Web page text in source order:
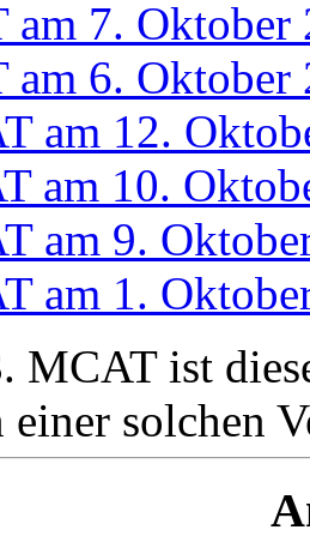
am 7.
6. Oktober
am 12.
am 10.
am 9.
am 1.
MCAT ist
einer solchen